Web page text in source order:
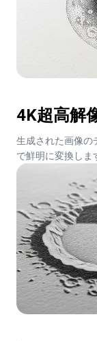
4K超高解
生成された画像の
で鮮明に変換しま